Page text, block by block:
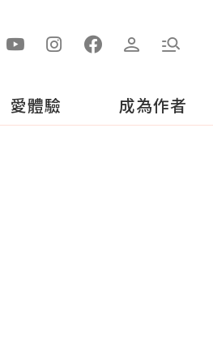
愛體驗 成為作者